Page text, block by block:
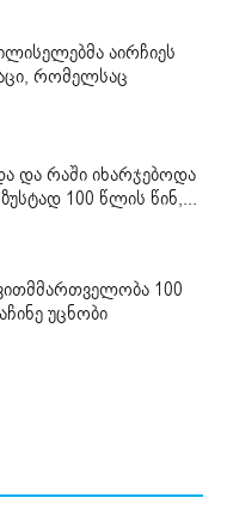
აირჩიეს
რომელსაც
და რაში იხარჯებოდა
ზუსტად 100 წლის წინ,...
100
უცნობი